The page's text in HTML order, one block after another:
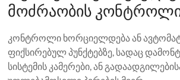
მოძრაობის
კონტროლი ხორციელდება ან
ფიქსირებულ პუნქტებზე, სადაც
სისტემის კამერები, ან